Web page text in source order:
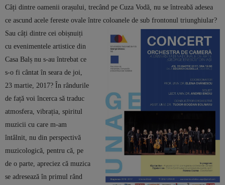
Câți dintre oamenii orașului, trecând pe Cuza Vodă, nu se întreabă adesea
ce ascund acele fereste ovale între coloanele de sub frontonul triunghiular?
Sau câți dintre cei obișnuiți
cu evenimentele artistice din
Casa Balș nu s-au întrebat ce
s-o fi cântat în seara de joi,
23 martie, 2017? În rândurile
de față voi încerca să traduc
atmosfera, vibrația, spiritul
muzicii cu care m-am
întâlnit, nu din perspectivă
muzicologică, pentru că, pe
de o parte, apreciez că muzica
se adresează în primul rând